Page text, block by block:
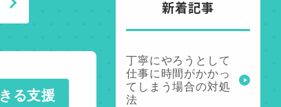
る支援
新着記事
丁寧にやろうとして
仕事に時間がかかっ
てしまう場合の対処
法